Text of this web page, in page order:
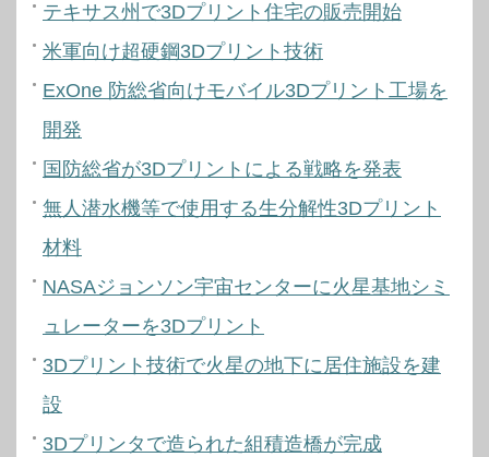
テキサス州で3Dプリント住宅の販売開始
米軍向け超硬鋼3Dプリント技術
ExOne 防総省向けモバイル3Dプリント工場を
開発
国防総省が3Dプリントによる戦略を発表
無人潜水機等で使用する生分解性3Dプリント
材料
NASAジョンソン宇宙センターに火星基地シミ
ュレーターを3Dプリント
3Dプリント技術で火星の地下に居住施設を建
設
3Dプリンタで造られた組積造橋が完成